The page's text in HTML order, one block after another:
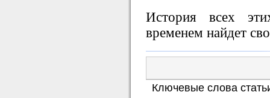
История всех
временем найдет
Ключевые слова